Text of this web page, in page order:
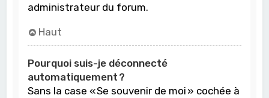
administrateur du forum.
Haut
Pourquoi suis-je déconnecté
automatiquement ?
Sans la case « Se souvenir de moi » cochée à